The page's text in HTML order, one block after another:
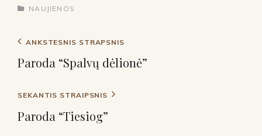
NAUJIENOS
ANKSTESNIS STRAPSNIS
Paroda “Spalvų dėlionė”
SEKANTIS STRAIPSNIS
Paroda “Tiesiog”